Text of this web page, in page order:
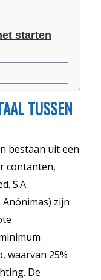
starten
TUSSEN
bestaan uit een
contanten,
S.A.
zijn
waarvan 25%
De